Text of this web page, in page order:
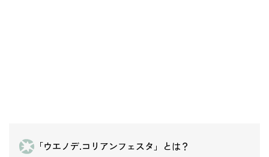
「ウエノデ.コリアンフェスタ」とは？